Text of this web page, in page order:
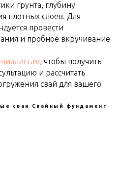
грунта, глубину
плотных слоев. Для
провести
и пробное вкручивание
, чтобы получить
и рассчитать
свай для вашего
сваи Свайный фундамент